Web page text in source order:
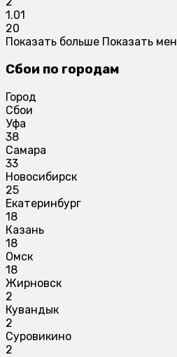
1.01
20
Показать больше Показать
Сбои по городам
Город
Сбои
Уфа
38
Самара
33
Новосибирск
25
Екатеринбург
18
Казань
18
Омск
18
Жирновск
2
Кувандык
2
Суровикино
2